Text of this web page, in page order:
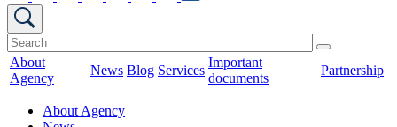
About
Agency
News Blog Services
Important
documents
Partnership
About Agency